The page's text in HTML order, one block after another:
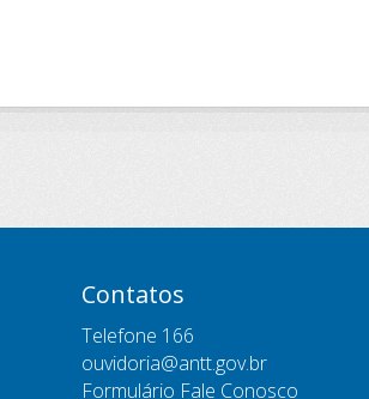
Contatos
Telefone 166
ouvidoria@antt.gov.br
Formulário Fale Conosco